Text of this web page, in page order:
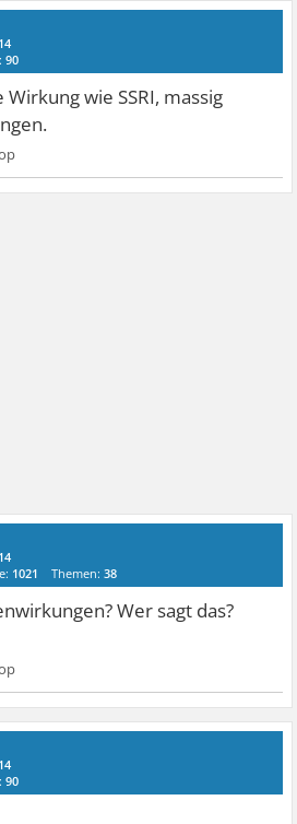
90
wie SSRI, massig
1021 Themen:38
Wer sagt das?
90